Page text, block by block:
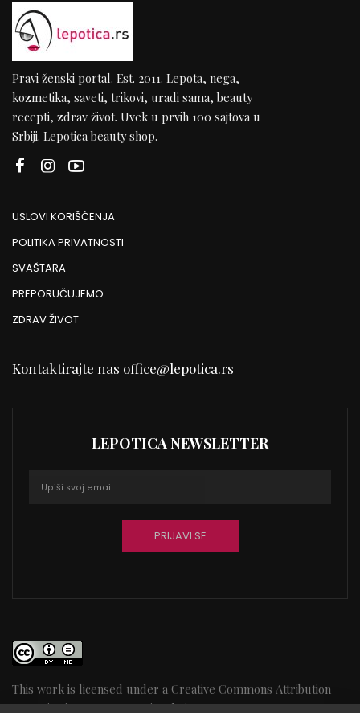
Pravi ženski portal. Est. 2011. Lepota, nega,
kozmetika, saveti, trikovi, uradi sama, beauty
recepti, zdrav život. Uvek u prvih 100 sajtova u
Srbiji. Lepotica beauty shop.
USLOVI KORIŠĆENJA
POLITIKA PRIVATNOSTI
SVAŠTARA
PREPORUČUJEMO
ZDRAV ŽIVOT
Kontaktirajte nas office@lepotica.rs
LEPOTICA NEWSLETTER
This work is licensed under a Creative Commons Attribution-
NoDerivatives 4.0 International License75